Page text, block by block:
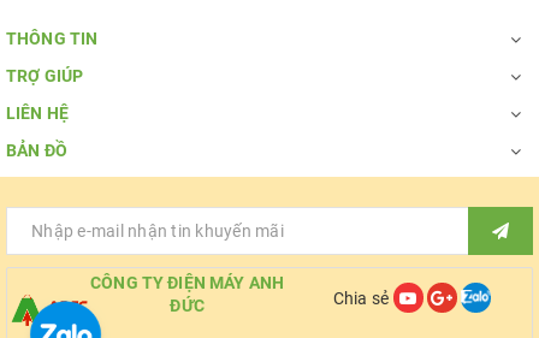
THÔNG TIN
TRỢ GIÚP
LIÊN HỆ
BẢN ĐỒ
CÔNG TY ĐIỆN MÁY ANH
ĐỨC
Chia sẻ